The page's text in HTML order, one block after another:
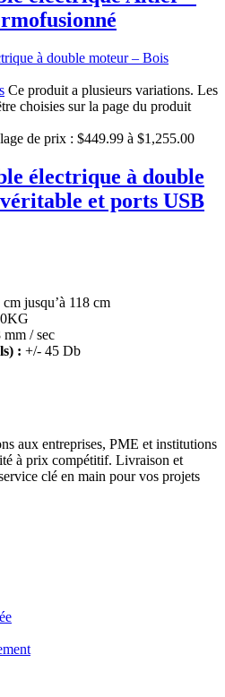
Ce produit a plusieurs variations. Les
choisies sur la page du produit
de prix : $449.99 à $1,255.00
électrique à double
et ports USB
cm jusqu’à 118 cm
mm / sec
: +/- 45 Db
aux entreprises, PME et institutions
à prix compétitif. Livraison et
clé en main pour vos projets